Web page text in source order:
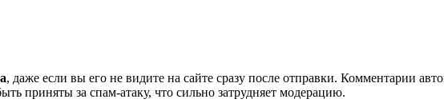
, даже если вы его не видите на сайте сразу после отправки. Комментарии
приняты за спам-атаку, что сильно затрудняет модерацию.